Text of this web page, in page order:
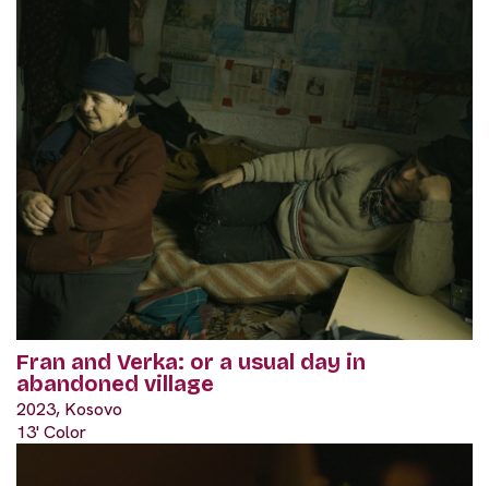
Fran and Verka: or a usual day in
abandoned village
2023, Kosovo
13' Color